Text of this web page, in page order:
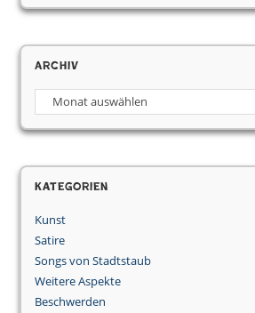
Archiv
Kategorien
Kunst
Satire
Songs von Stadtstaub
Weitere Aspekte
Beschwerden